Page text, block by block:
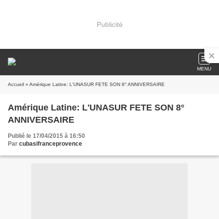
Publicité
MENU
Accueil » Amérique Latine: L'UNASUR FETE SON 8° ANNIVERSAIRE
Amérique Latine: L'UNASUR FETE SON 8°
ANNIVERSAIRE
Publié le 17/04/2015 à 16:50
Par cubasifranceprovence